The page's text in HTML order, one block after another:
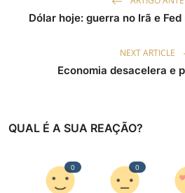
Dólar hoje: guerra no Irã e
NEXT ARTICLE
Economia desacelera e
QUAL É A SUA REAÇÃO?
0 0